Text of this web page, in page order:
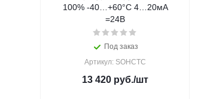
100% -40…+60°С 4…20мА
=24В
Под заказ
Артикул: SOHCTC
13 420 руб./шт